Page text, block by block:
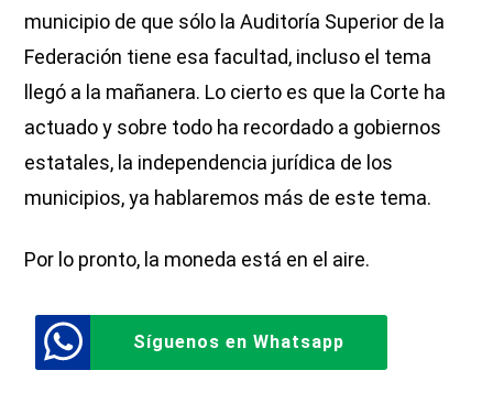
municipio de que sólo la Auditoría Superior de la
Federación tiene esa facultad, incluso el tema
llegó a la mañanera. Lo cierto es que la Corte ha
actuado y sobre todo ha recordado a gobiernos
estatales, la independencia jurídica de los
municipios, ya hablaremos más de este tema.
Por lo pronto, la moneda está en el aire.
Síguenos en Whatsapp